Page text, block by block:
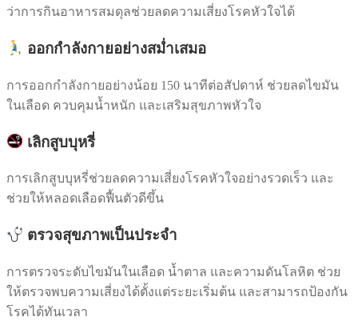
ว่าการกินอาหารสมดุลช่วยลดความเสี่ยงโรคหัวใจได้
ออกกำลังกายอย่างสม่ำเสมอ
การออกกำลังกายอย่างน้อย 150 นาทีต่อสัปดาห์ ช่วยลดไขมัน
ในเลือด ควบคุมน้ำหนัก และเสริมสุขภาพหัวใจ
เลิกสูบบุหรี่
การเลิกสูบบุหรี่ช่วยลดความเสี่ยงโรคหัวใจอย่างรวดเร็ว และ
ช่วยให้หลอดเลือดฟื้นตัวดีขึ้น
ตรวจสุขภาพเป็นประจำ
การตรวจระดับไขมันในเลือด น้ำตาล และความดันโลหิต ช่วย
ให้ตรวจพบความเสี่ยงได้ตั้งแต่ระยะเริ่มต้น และสามารถป้องกัน
โรคได้ทันเวลา